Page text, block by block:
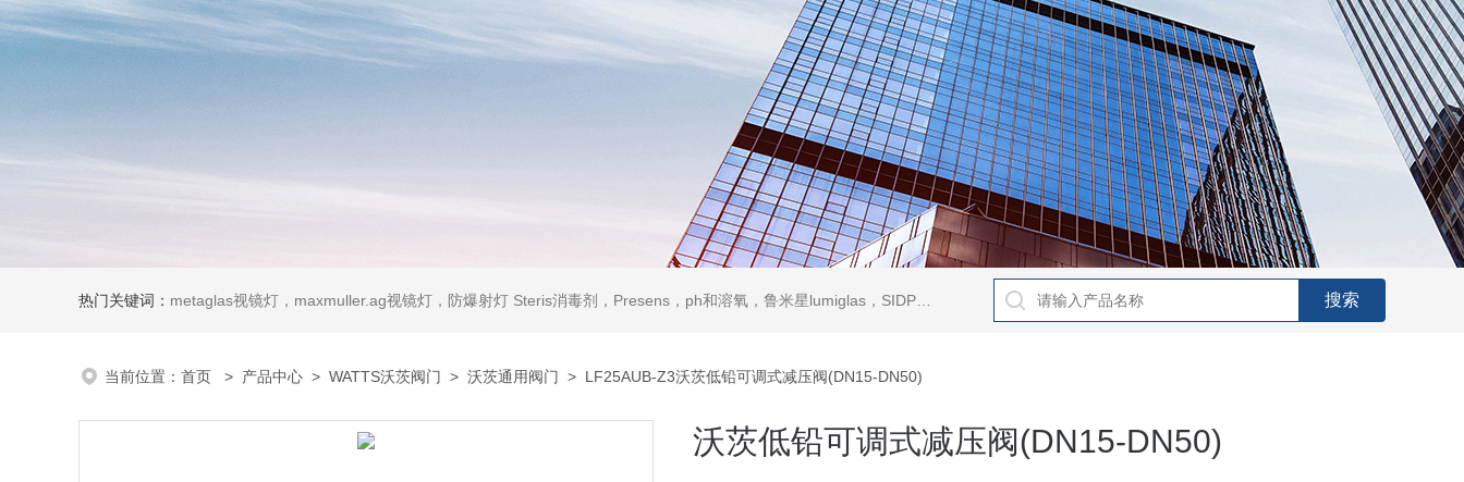
热门关键词： metaglas视镜灯，maxmuller.ag视镜灯，防爆射灯 Steris消毒剂，Presens，ph和溶氧，鲁米星lumiglas，SIDPH露点仪，进口气体分析仪
当前位置： 首页 > 产品中心 > WATTS沃茨阀门 > 沃茨通用阀门 > LF25AUB-Z3沃茨低铅可调式减压阀(DN15-DN50)
沃茨低铅可调式减压阀(DN15-DN50)